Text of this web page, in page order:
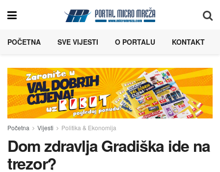
POČETNA SVE VIJESTI O PORTALU KONTAKT
Početna Vijesti Politika & Ekonomija
Dom zdravlja Gradiška ide na
trezor?